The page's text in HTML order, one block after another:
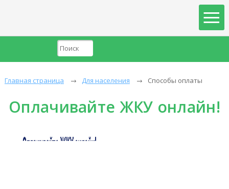
Главная страница Для населения Способы оплаты
Оплачивайте ЖКУ онлайн!